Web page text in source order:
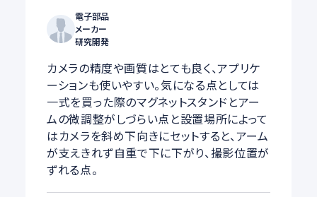
電子部品
メーカー
研究開発
カメラの精度や画質はとても良く、アプリケ
ーションも使いやすい。気になる点としては
一式を買った際のマグネットスタンドとアー
ムの微調整がしづらい点と設置場所によって
はカメラを斜め下向きにセットすると、アーム
が支えきれず自重で下に下がり、撮影位置が
ずれる点。